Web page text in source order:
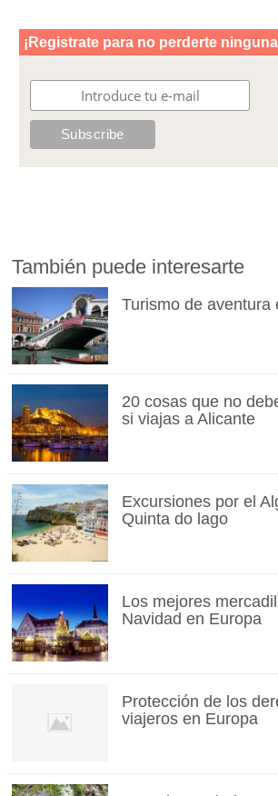
También puede interesarte
Turismo de aventura
20 cosas que no
si viajas a Alicante
Excursiones por el
Quinta do lago
Los mejores
Navidad en Europa
Protección de los
viajeros en Europa